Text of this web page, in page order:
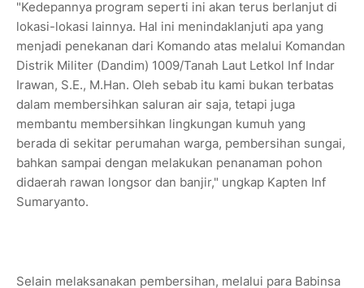
"Kedepannya program seperti ini akan terus berlanjut di
lokasi-lokasi lainnya. Hal ini menindaklanjuti apa yang
menjadi penekanan dari Komando atas melalui Komandan
Distrik Militer (Dandim) 1009/Tanah Laut Letkol Inf Indar
Irawan, S.E., M.Han. Oleh sebab itu kami bukan terbatas
dalam membersihkan saluran air saja, tetapi juga
membantu membersihkan lingkungan kumuh yang
berada di sekitar perumahan warga, pembersihan sungai,
bahkan sampai dengan melakukan penanaman pohon
didaerah rawan longsor dan banjir," ungkap Kapten Inf
Sumaryanto.
Selain melaksanakan pembersihan, melalui para Babinsa